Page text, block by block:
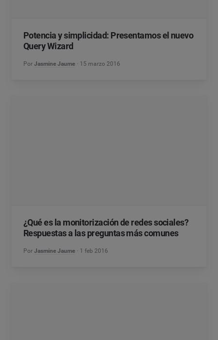
Potencia y simplicidad: Presentamos el nuevo
Query Wizard
Por Jasmine Jaume 15 marzo 2016
¿Qué es la monitorización de redes sociales?
Respuestas a las preguntas más comunes
Por Jasmine Jaume 1 feb 2016